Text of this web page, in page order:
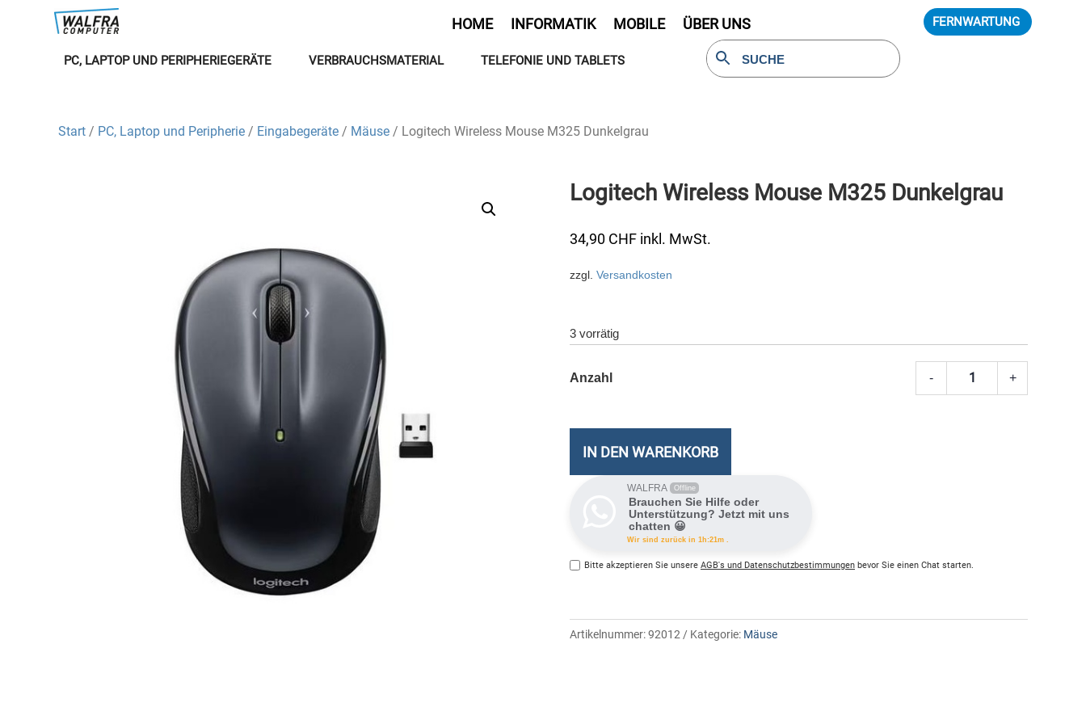
HOME INFORMATIK MOBILE ÜBER UNS FERNWARTUNG
PC, LAPTOP UND PERIPHERIEGERÄTE VERBRAUCHSMATERIAL TELEFONIE UND TABLETS
Start / PC, Laptop und Peripherie / Eingabegeräte / Mäuse / Logitech Wireless Mouse M325 Dunkelgrau
Logitech Wireless Mouse M325 Dunkelgrau
34,90 CHF inkl. MwSt.
zzgl. Versandkosten
3 vorrätig
- +
IN DEN WARENKORB
WALFRA Offline
Brauchen Sie Hilfe oder
Unterstützung? Jetzt mit uns
chatten 😀
Wir sind zurück in 1h:21m .
Bitte akzeptieren Sie unsere AGB's und Datenschutzbestimmungen bevor Sie einen Chat starten.
Artikelnummer:92012 Kategorie: Mäuse